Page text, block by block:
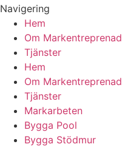
Navigering
Hem
Om Markentreprenad
Tjänster
Hem
Om Markentreprenad
Tjänster
Markarbeten
Bygga Pool
Bygga Stödmur